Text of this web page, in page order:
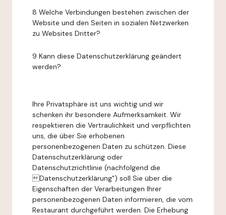
8 Welche Verbindungen bestehen zwischen der
Website und den Seiten in sozialen Netzwerken
zu Websites Dritter?
9 Kann diese Datenschutzerklärung geändert
werden?
Ihre Privatsphäre ist uns wichtig und wir
schenken ihr besondere Aufmerksamkeit. Wir
respektieren die Vertraulichkeit und verpflichten
uns, die über Sie erhobenen
personenbezogenen Daten zu schützen. Diese
Datenschutzerklärung oder
Datenschutzrichtlinie (nachfolgend die
Datenschutzerklärung") soll Sie über die
Eigenschaften der Verarbeitungen Ihrer
personenbezogenen Daten informieren, die vom
Restaurant durchgeführt werden. Die Erhebung